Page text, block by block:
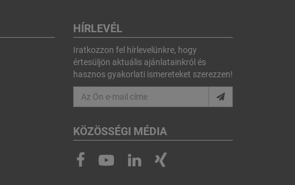
HÍRLEVÉL
Iratkozzon fel hírlevelünkre, hogy
értesüljön aktuális ajánlatainkról és
hasznos gyakorlati ismereteket szerezzen!
KÖZÖSSÉGI MÉDIA